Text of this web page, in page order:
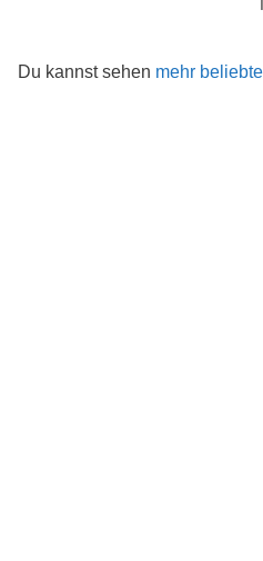
Du kannst sehen mehr